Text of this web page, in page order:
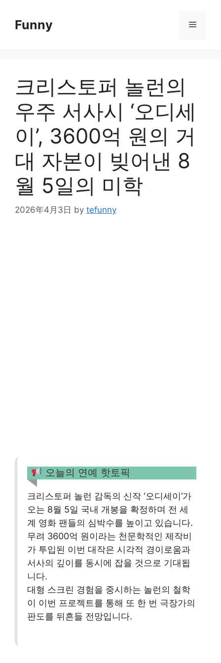
contentFunny Menu
크리스토퍼 놀런의
우주 서사시 ‘오디세
이’, 3600억 원의 거
대 자본이 빚어낸 8
월 5일의 미학
2026年4月3日 by tefunny
오늘의 연예 핫토픽
크리스토퍼 놀런 감독의 신작 ‘오디세이’가
오는 8월 5일 국내 개봉을 확정하며 전 세
계 영화 팬들의 심박수를 높이고 있습니다.
무려 3600억 원이라는 천문학적인 제작비
가 투입된 이번 대작은 시각적 경이로움과
서사의 깊이를 동시에 잡을 것으로 기대됩
니다.
대형 스크린 경험을 중시하는 놀런의 철학
이 이번 프로젝트를 통해 또 한 번 극장가의
판도를 뒤흔들 전망입니다.